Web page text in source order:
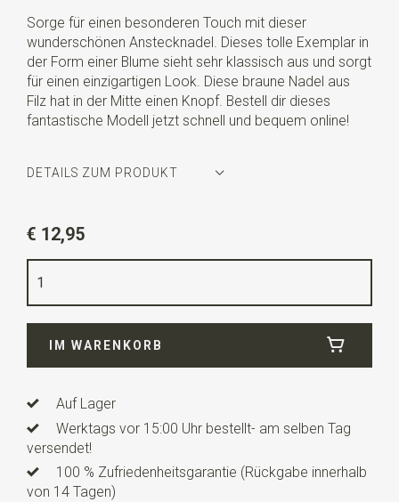
Sorge für einen besonderen Touch mit dieser
wunderschönen Anstecknadel. Dieses tolle Exemplar in
der Form einer Blume sieht sehr klassisch aus und sorgt
für einen einzigartigen Look. Diese braune Nadel aus
Filz hat in der Mitte einen Knopf. Bestell dir dieses
fantastische Modell jetzt schnell und bequem online!
DETAILS ZUM PRODUKT
Farbe
Qualität
€ 12,95
IM WARENKORB
Auf Lager
Werktags vor 15:00 Uhr bestellt- am selben Tag
versendet!
100 % Zufriedenheitsgarantie (Rückgabe innerhalb
von 14 Tagen)